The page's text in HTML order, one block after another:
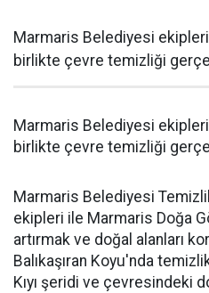
Marmaris Belediyesi
birlikte çevre temizliği
Marmaris Belediyesi
birlikte çevre temizliği
Marmaris Belediyesi
ekipleri ile Marmaris Doğa
artırmak ve doğal alanları
Balıkaşıran Koyu'nda
Kıyı şeridi ve çevresindeki